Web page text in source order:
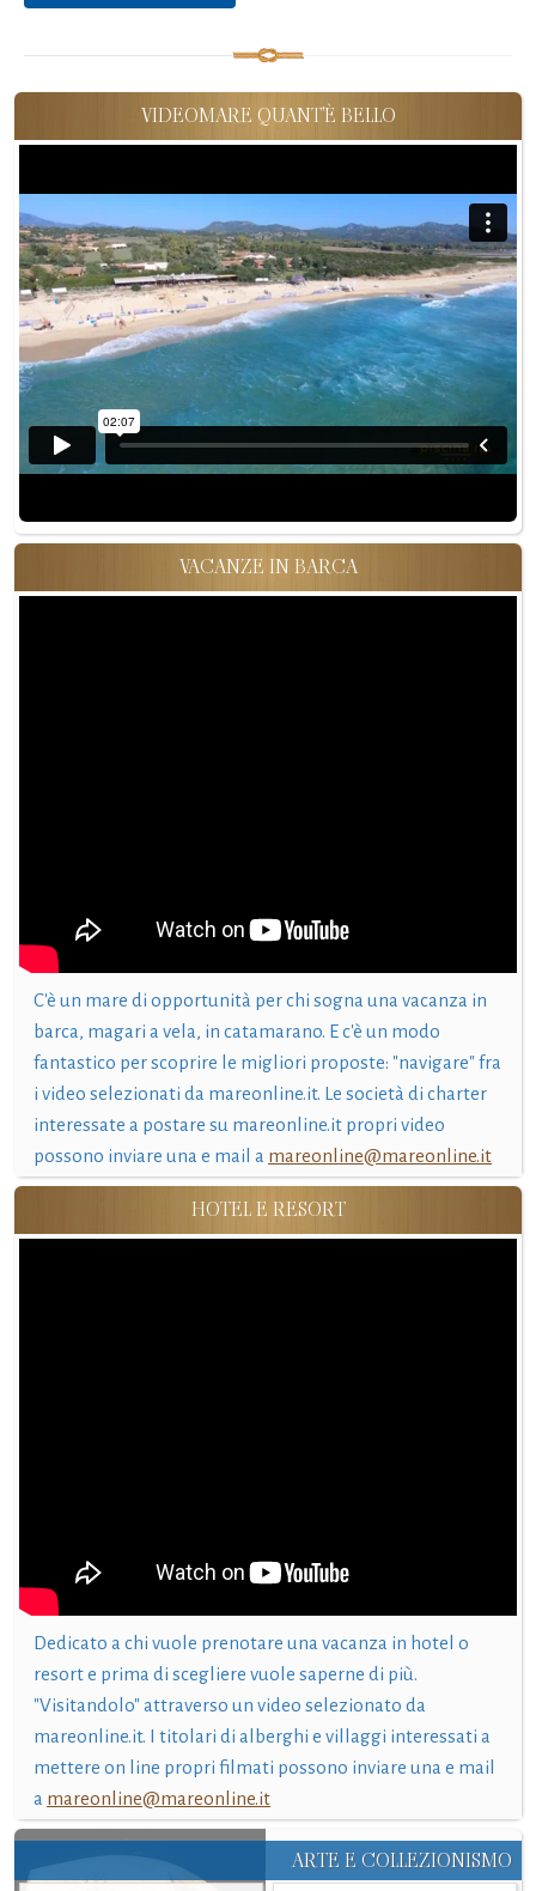
VIDEOMARE QUANT'È BELLO
VACANZE IN BARCA
C'è un mare di opportunità per chi sogna una vacanza in
barca, magari a vela, in catamarano. E c'è un modo
fantastico per scoprire le migliori proposte: "navigare" fra
i video selezionati da mareonline.it. Le società di charter
interessate a postare su mareonline.it propri video
possono inviare una e mail a mareonline@mareonline.it
HOTEL E RESORT
Dedicato a chi vuole prenotare una vacanza in hotel o
resort e prima di scegliere vuole saperne di più.
"Visitandolo" attraverso un video selezionato da
mareonline.it. I titolari di alberghi e villaggi interessati a
mettere on line propri filmati possono inviare una e mail
a mareonline@mareonline.it
ARTE E COLLEZIONISMO